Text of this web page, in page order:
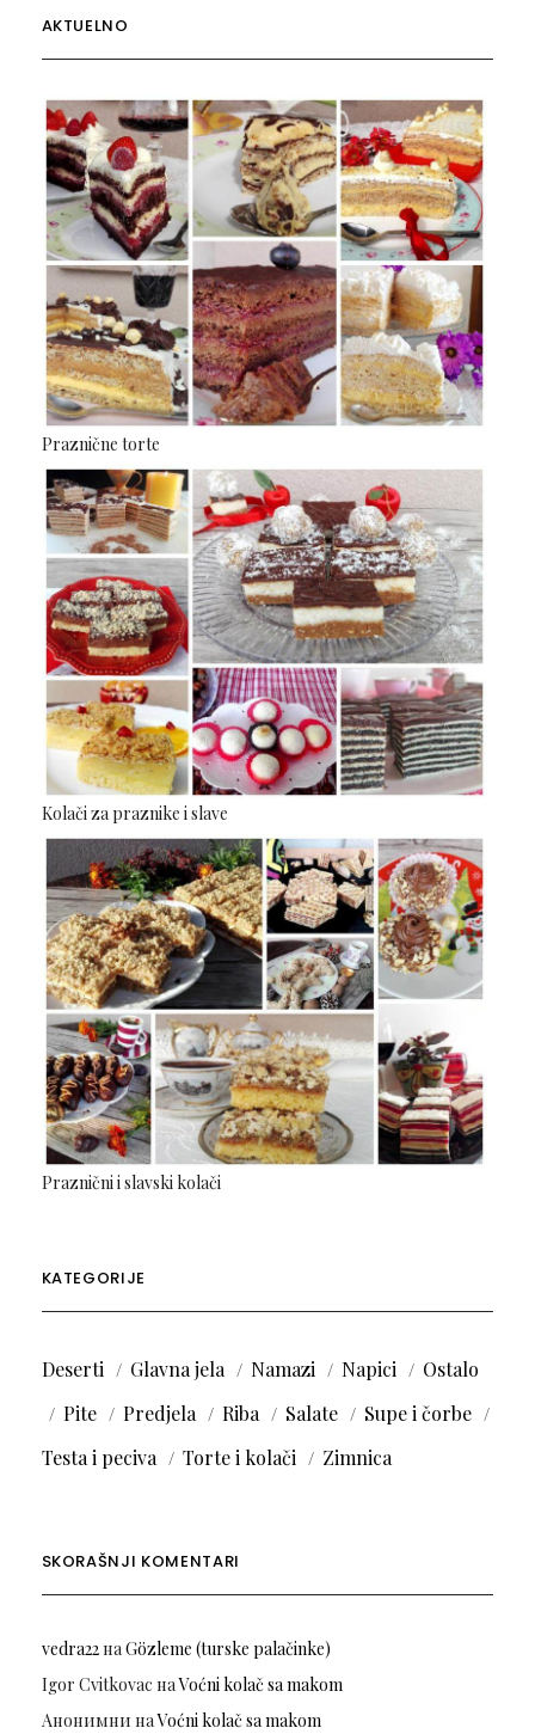
AKTUELNO
Praznične torte
Kolači za praznike i slave
Praznični i slavski kolači
KATEGORIJE
Deserti Glavna jela Namazi Napici
Ostalo
Pite
Predjela Riba Salate
Supe i čorbe
Testa i peciva
Torte i kolači Zimnica
SKORAŠNJI KOMENTARI
vedra22наGözleme (turske palačinke)
Igor Cvitkovac наVoćni kolač sa makom
Анонимни наVoćni kolač sa makom